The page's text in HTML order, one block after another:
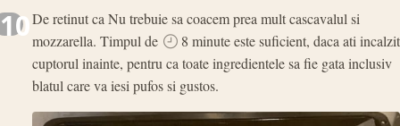
10De retinut ca Nu trebuie sa coacem prea mult cascavalul si
mozzarella. Timpul de
8 minute este suficient, daca ati incalzit
cuptorul inainte, pentru ca toate ingredientele sa fie gata inclusiv
blatul care va iesi pufos si gustos.